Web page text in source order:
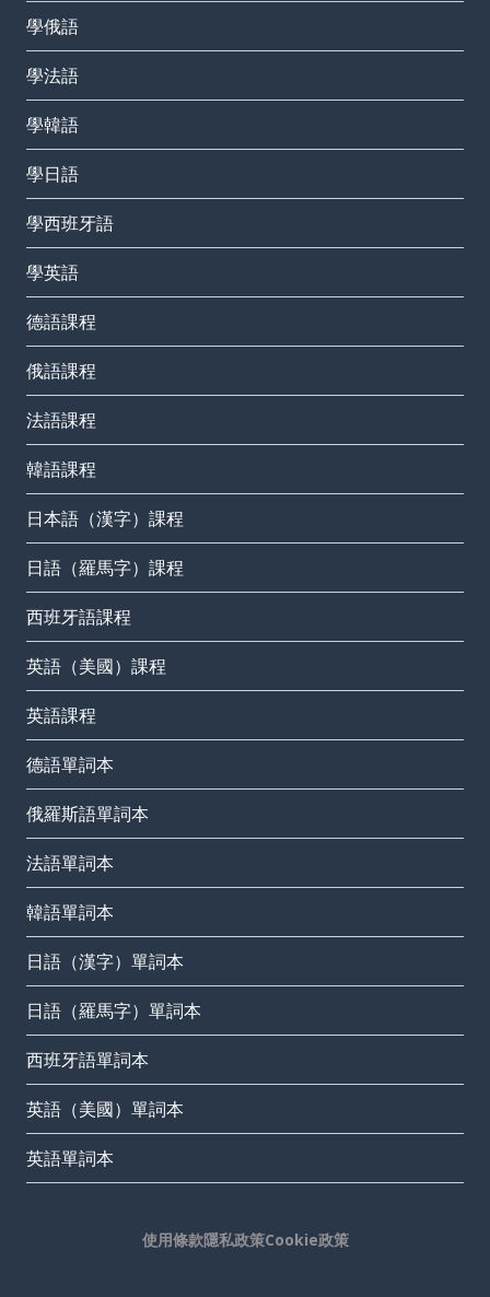
學俄語
學法語
學韓語
學日語
學西班牙語
學英語
德語課程
俄語課程
法語課程
韓語課程
日本語（漢字）課程
日語（羅馬字）課程
西班牙語課程
英語（美國）課程
英語課程
德語單詞本
俄羅斯語單詞本
法語單詞本
韓語單詞本
日語（漢字）單詞本
日語（羅馬字）單詞本
西班牙語單詞本
英語（美國）單詞本
英語單詞本
使用條款隱私政策Cookie政策